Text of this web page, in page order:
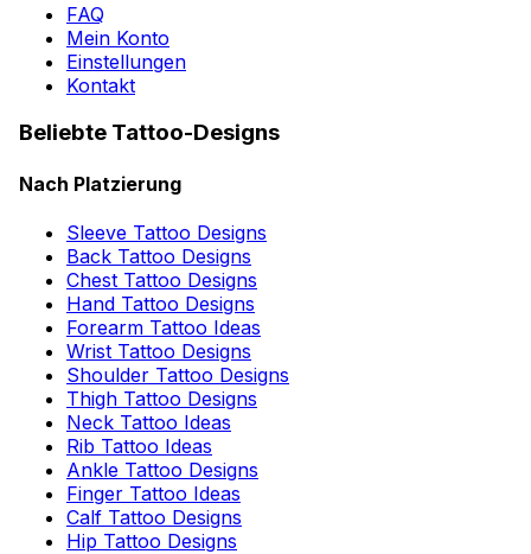
FAQ
Mein Konto
Einstellungen
Kontakt
Beliebte Tattoo-Designs
Nach Platzierung
Sleeve Tattoo Designs
Back Tattoo Designs
Chest Tattoo Designs
Hand Tattoo Designs
Forearm Tattoo Ideas
Wrist Tattoo Designs
Shoulder Tattoo Designs
Thigh Tattoo Designs
Neck Tattoo Ideas
Rib Tattoo Ideas
Ankle Tattoo Designs
Finger Tattoo Ideas
Calf Tattoo Designs
Hip Tattoo Designs